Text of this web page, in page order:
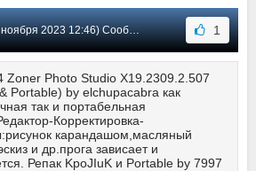
2023 12:46) Сообщение #525 1
Zoner Photo Studio X19.2309.2.507
Portable) by elchupacabra как
так и портабельная
Корректировка-
карандашом,масляный
и др.прога зависает и
Репак KpoJIuK и Portable by 7997